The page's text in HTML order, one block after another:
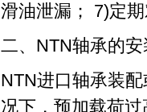
滑油泄漏； 7)定
二、NTN轴承的
NTN进口轴承装
况下，预加载荷